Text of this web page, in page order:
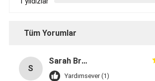
Tüm Yorumlar
S
Sarah Brown
Yardımsever (1)